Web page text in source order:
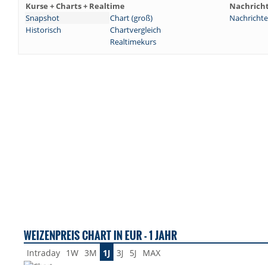
Kurse + Charts + Realtime
Snapshot
Chart (groß)
Historisch
Chartvergleich
Realtimekurs
WEIZENPREIS CHART IN EUR - 1 JAHR
Intraday 1W 3M 1J 3J 5J MAX